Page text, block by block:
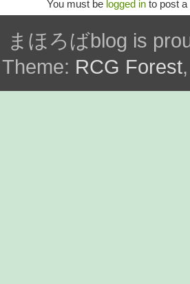
You must be logged in to post
まほろばblog is
Theme: RCG Forest